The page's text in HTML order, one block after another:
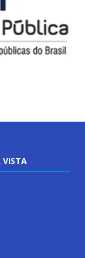
VISTA